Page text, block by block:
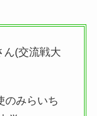
ん(交流戦大
のみらいち